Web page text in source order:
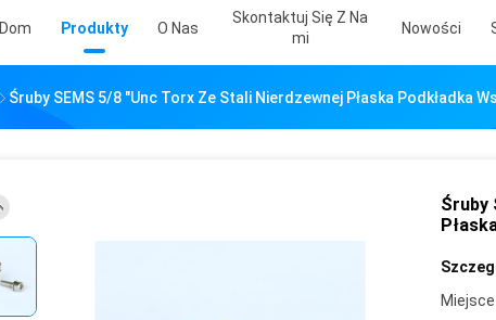
Dom Produkty O Nas
Skontaktuj Się Z Na
Mi
Nowości
Śruby SEMS 5/8 "Unc Torx Ze Stali Nierdzewnej Płaska Podkładka
Śruby